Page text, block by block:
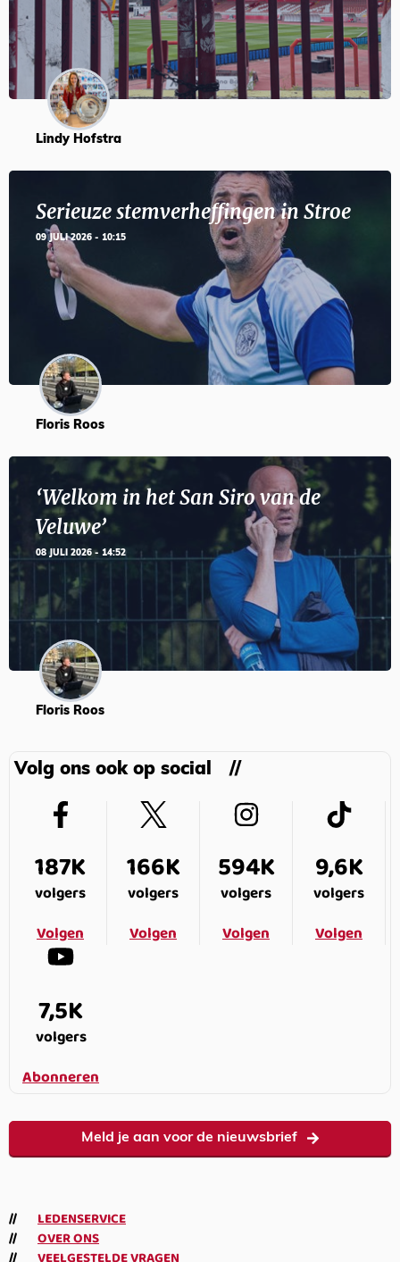
Lindy Hofstra
Serieuze stemverheffingen in Stroe
09 JULI 2026 - 10:15
Floris Roos
‘Welkom in het San Siro van de
Veluwe’
08 JULI 2026 - 14:52
Floris Roos
Volg ons ook op social
187K
volgers
Volgen
166K
volgers
Volgen
594K
volgers
Volgen
9,6K
volgers
Volgen
7,5K
volgers
Abonneren
Meld je aan voor de nieuwsbrief
LEDENSERVICE
OVER ONS